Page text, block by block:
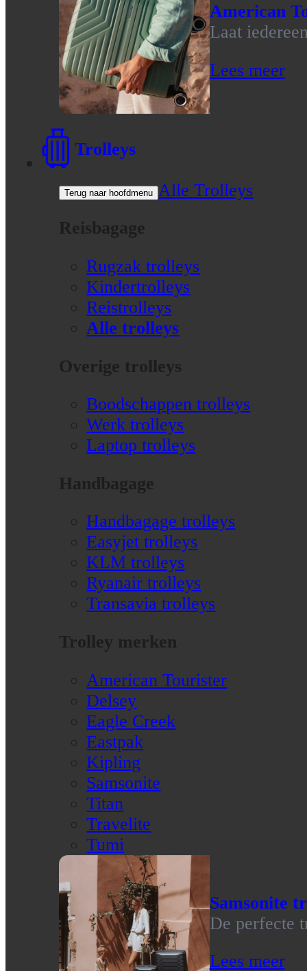
American
Laat
Lees meer
Trolleys
Terug naar hoofdmenu Alle Trolleys
Reisbagage
Rugzak trolleys
Kindertrolleys
Reistrolleys
Alle trolleys
Overige trolleys
Boodschappen trolleys
Werk trolleys
Laptop trolleys
Handbagage
Handbagage trolleys
Easyjet trolleys
KLM trolleys
Ryanair trolleys
Transavia trolleys
Trolley merken
American Tourister
Delsey
Eagle Creek
Eastpak
Kipling
Samsonite
Titan
Travelite
Tumi
Samsonite
De perfecte
Lees meer